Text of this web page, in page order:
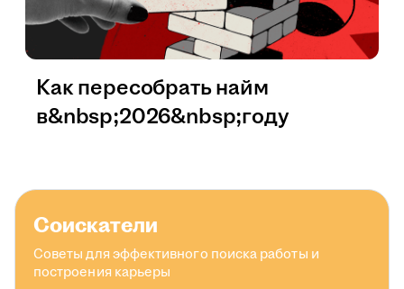
Как пересобрать найм
в&nbsp;2026&nbsp;году
Соискатели
Советы для эффективного поиска работы и
построения карьеры